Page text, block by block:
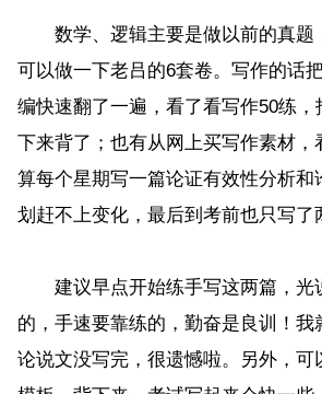
数学、逻辑主要是做以前的真题
可以做一下老吕的6套卷。写作的话
编快速翻了一遍，看了看写作50练
下来背了；也有从网上买写作素材，
算每个星期写一篇论证有效性分析和
划赶不上变化，最后到考前也只写了
建议早点开始练手写这两篇，光
的，手速要靠练的，勤奋是良训！我
论说文没写完，很遗憾啦。另外，可